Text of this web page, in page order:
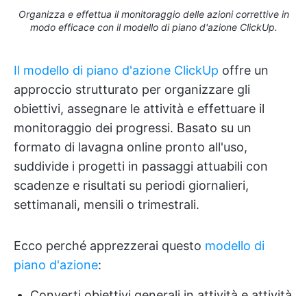
Organizza e effettua il monitoraggio delle azioni correttive in
modo efficace con il modello di piano d'azione ClickUp.
Il modello di piano d'azione ClickUp offre un
approccio strutturato per organizzare gli
obiettivi, assegnare le attività e effettuare il
monitoraggio dei progressi. Basato su un
formato di lavagna online pronto all'uso,
suddivide i progetti in passaggi attuabili con
scadenze e risultati su periodi giornalieri,
settimanali, mensili o trimestrali.
Ecco perché apprezzerai questo modello di
piano d'azione: